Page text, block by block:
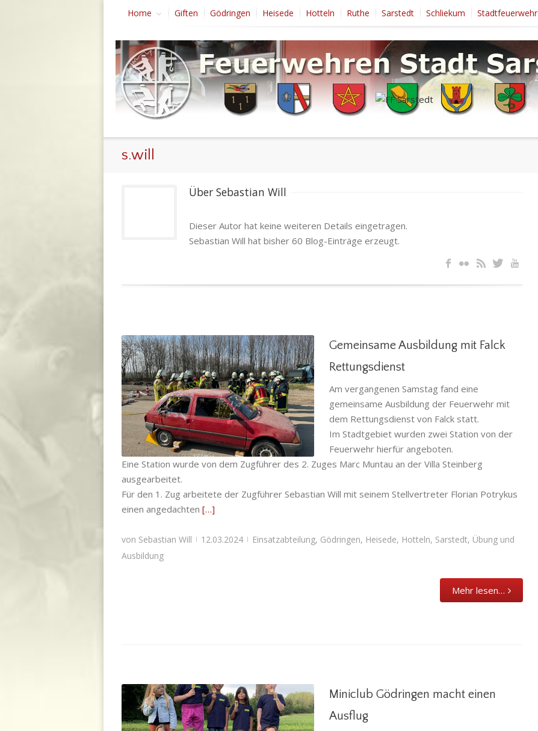
Home Giften Gödringen Heisede Hotteln Ruthe Sarstedt Schliekum Stadtfeuerwehr
s.will
Über Sebastian Will
Dieser Autor hat keine weiteren Details eingetragen.
Sebastian Will hat bisher 60 Blog-Einträge erzeugt.
Gemeinsame Ausbildung mit Falck
Rettungsdienst
Einsatzabteilung,Gödringen Heisede ,Hotteln,
Sarstedt,Übung und Ausbildung
Gemeinsame Ausbildung mit Falck
Rettungsdienst
Am vergangenen Samstag fand eine
gemeinsame Ausbildung der Feuerwehr mit
dem Rettungsdienst von Falck statt.
Im Stadtgebiet wurden zwei Station von der
Feuerwehr hierfür angeboten.
Eine Station wurde von dem Zugführer des 2. Zuges Marc Muntau an der Villa Steinberg
ausgearbeitet.
Für den 1. Zug arbeitete der Zugführer Sebastian Will mit seinem Stellvertreter Florian Potrykus
einen angedachten […]
von Sebastian Will | 12.03.2024 | Einsatzabteilung, Gödringen, Heisede, Hotteln, Sarstedt, Übung und
Ausbildung
Mehr lesen…
Miniclub Gödringen macht einen
Ausflug